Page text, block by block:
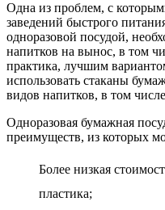
Одна из проблем, с
заведений быстрого
одноразовой посудой,
напитков на вынос, в том
практика, лучшим
использовать стаканы
видов напитков, в том
Одноразовая бумажная
преимуществ, из которых
Более низкая
пластика;